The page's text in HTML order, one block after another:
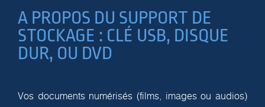
A PROPOS DU SUPPORT DE
STOCKAGE : CLÉ USB, DISQUE
DUR, OU DVD
Vos documents numérisés (films, images ou audios)